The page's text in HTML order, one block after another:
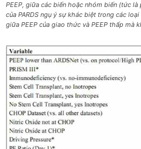
PEEP, giữa các biến hoặc nhóm biến (tức
của PARDS ngụ ý sự khác biệt trong các
giữa PEEP của giao thức và PEEP thấp mà